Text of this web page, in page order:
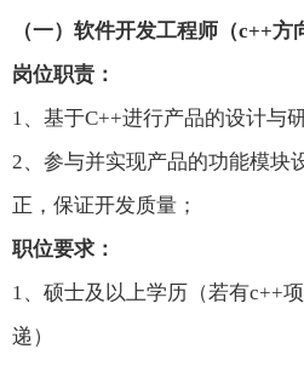
（一） 软件开发工程师 （c++方
岗位职责：
1、基于C++进行产品的设计与
2、 参与并实现产品的功能模块
正 ，保证开发质量；
职位要求：
1、 硕士及以上学历 （若有c++
递）